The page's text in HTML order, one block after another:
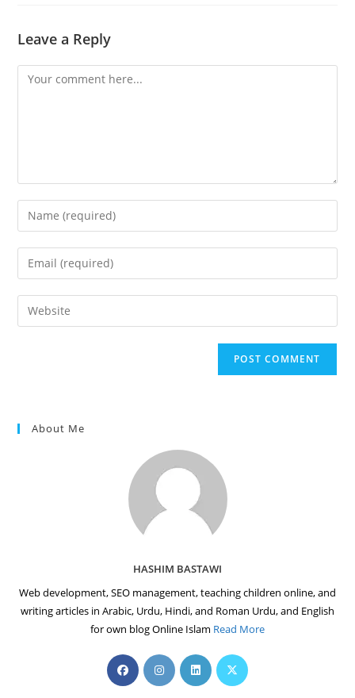
Leave a Reply
Comment
Enter
your
name
comment
Enter
your
email
address
Enter
your
About Me
HASHIM BASTAWI
Web development, SEO management, teaching children online, and
writing articles in Arabic, Urdu, Hindi, and Roman Urdu, and English
for own blog Online Islam Read More
Opens
in
Opens
in
Opens
in
Opens